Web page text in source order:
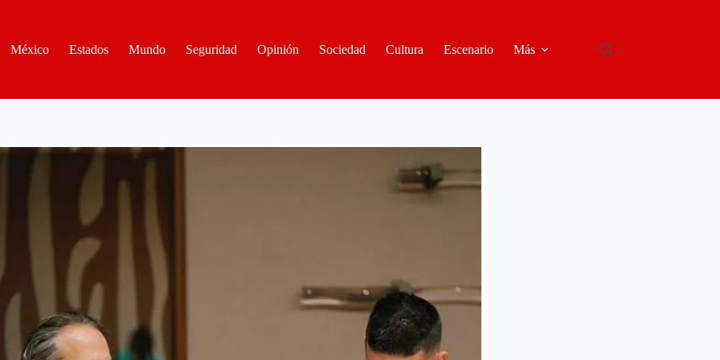
México
Estados Mundo Seguridad Opinión Sociedad Cultura Escenario Más